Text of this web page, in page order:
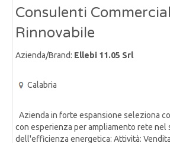
Consulenti
Rinnovabile
Azienda/Brand: Ellebi 11.05 Srl
Calabria
Azienda in forte espansione seleziona
con esperienza per ampliamento rete nel
dell'efficienza energetica: Attività: